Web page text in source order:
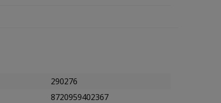
290276
8720959402367